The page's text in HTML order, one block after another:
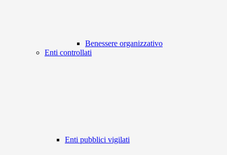
Benessere organizzativo
Enti controllati
Enti pubblici vigilati